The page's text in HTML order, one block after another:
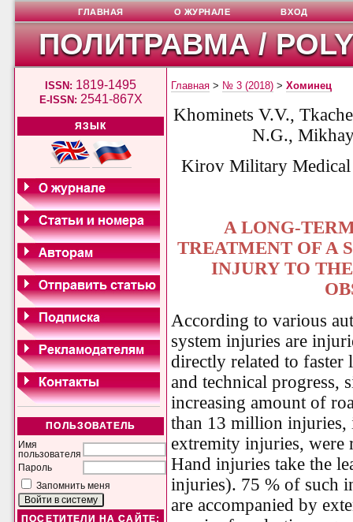
ПОЛИТРАВМА /
ISSN: 1819-1495
E-ISSN: 2541-867X
ЯЗЫК
ПОЛЬЗОВАТЕЛЬ
Имя
пользователя
Пароль
Запомнить меня
ПОСЕТИТЕЛИ НА САЙТЕ:
ГЛАВНАЯ О ЖУРНАЛЕ ВХОД
Главная > № 3 (2018) >Хоминец
Khominets V.V.,
N.G.,
Kirov Military
A LONG-
TREATMENT OF A
INJURY TO
According to various
system injuries are
directly related to
and technical progress,
increasing amount of
than 13 million
extremity injuries, were
Hand injuries take the
injuries). 75 % of such
are accompanied by